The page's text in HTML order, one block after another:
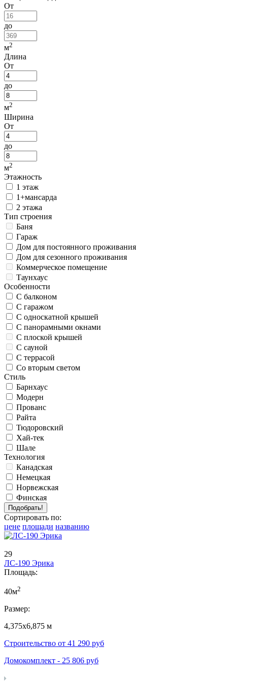
От
до
м2
Длина
От
до
м2
Ширина
От
до
м2
Этажность
1 этаж
1+мансарда
2 этажа
Тип строения
Баня
Гараж
Дом для постоянного проживания
Дом для сезонного проживания
Коммерческое помещение
Таунхаус
Особенности
С балконом
С гаражом
С односкатной крышей
С панорамными окнами
С плоской крышей
С сауной
С террасой
Со вторым светом
Стиль
Барнхаус
Модерн
Прованс
Райта
Тюдоровский
Хай-тек
Шале
Технология
Канадская
Немецкая
Норвежская
Финская
Сортировать по:
цене площади названию
29
ЛС-190 Эрика
Площадь:
40м2
Размер:
4,375х6,875 м
Строительство от 41 290 руб
Домокомплект - 25 806 руб